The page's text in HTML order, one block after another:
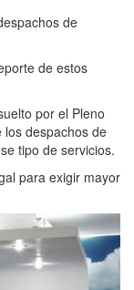
de
de estos
por el Pleno
despachos de
tipo de servicios.
para exigir mayor